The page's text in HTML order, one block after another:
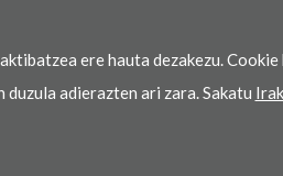
Hitzordua
ere hauta dezakezu.
adierazten ari zara. Sakatu